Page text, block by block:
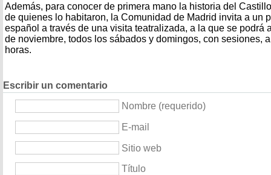
Además, para conocer de primera mano la historia del
de quienes lo habitaron, la Comunidad de Madrid invita a un
español a través de una visita teatralizada, a la que se podrá
de noviembre, todos los sábados y domingos, con sesiones,
horas.
Escribir un comentario
Nombre (requerido)
E-mail
Sitio web
Título